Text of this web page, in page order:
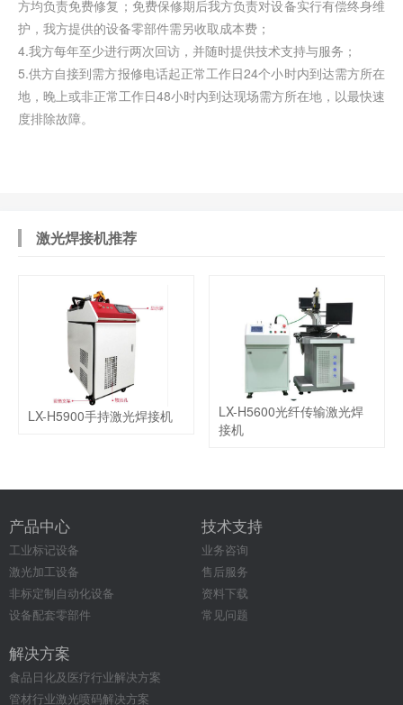
方均负责免费修复；免费保修期后我方负责对设备实行有偿终身维
护，我方提供的设备零部件需另收取成本费；
4.我方每年至少进行两次回访，并随时提供技术支持与服务；
5.供方自接到需方报修电话起正常工作日24个小时内到达需方所在
地，晚上或非正常工作日48小时内到达现场需方所在地，以最快速
度排除故障。
激光焊接机推荐
LX-H5900手持激光焊接机
LX-H5600光纤传输激光焊
接机
产品中心
工业标记设备
激光加工设备
非标定制自动化设备
设备配套零部件
技术支持
业务咨询
售后服务
资料下载
常见问题
解决方案
食品日化及医疗行业解决方案
管材行业激光喷码解决方案